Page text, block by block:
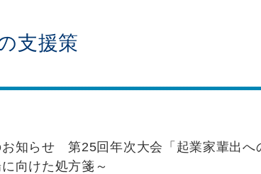
支援策
お知らせ 第25回年次大会「起業家輩出へ
向けた処方箋～